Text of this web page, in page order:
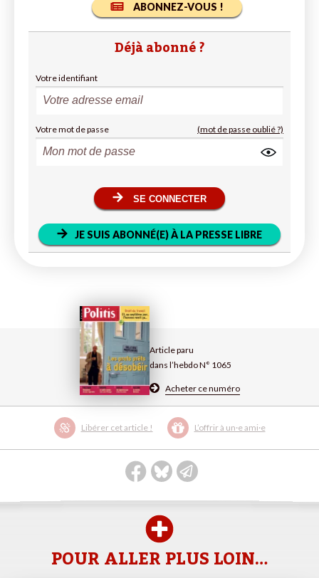
Article paru
dans l’hebdo N° 1065
Acheter ce numéro
Libérer cet article ! L’offrir à un·e ami·e
ABONNEZ-VOUS !
Déjà abonné ?
Votre identifiant
Votre mot de passe (mot de passe oublié ?)
SE CONNECTER
JE SUIS ABONNÉ(E) À LA PRESSE LIBRE
POUR ALLER PLUS LOIN…